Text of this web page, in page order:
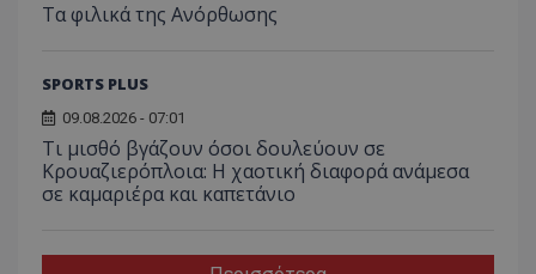
Τα φιλικά της Ανόρθωσης
SPORTS PLUS
09.08.2026 - 07:01
Τι μισθό βγάζουν όσοι δουλεύουν σε
Κρουαζιερόπλοια: Η χαοτική διαφορά ανάμεσα
σε καμαριέρα και καπετάνιο